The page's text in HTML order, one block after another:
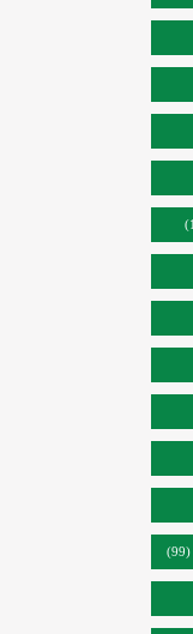
(99)